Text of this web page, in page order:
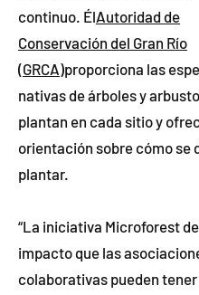
continuo. ÉlAutoridad de
Conservación del Gran Río
(GRCA)proporciona las
nativas de árboles y
plantan en cada sitio y
orientación sobre cómo se
plantar.
“La iniciativa Microforest
impacto que las
colaborativas pueden